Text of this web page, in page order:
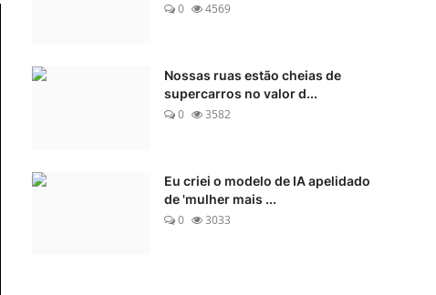
0
4569
Nossas ruas estão cheias de
supercarros no valor d...
0
3582
Eu criei o modelo de IA apelidado
de 'mulher mais ...
0
3033